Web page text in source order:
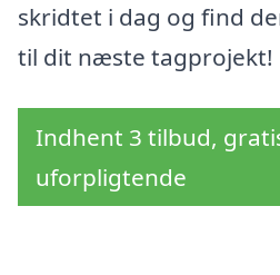
skridtet i dag og find
til dit næste tagprojekt!
Indhent 3 tilbud,
uforpligtende